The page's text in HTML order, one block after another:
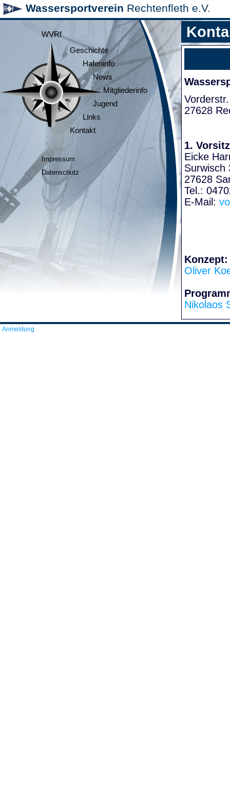
Wassersportverein Rechtenfleth e.V.
WVRf
Geschichte
Hafeninfo
News
Mitgliederinfo
Jugend
Links
Kontakt
Impressum
Datenschutz
27628
1.
Eicke
Surwisch
27628
Tel.:
E-Mail:
Konzept:
Oliver
Nikolaos
Anmeldung